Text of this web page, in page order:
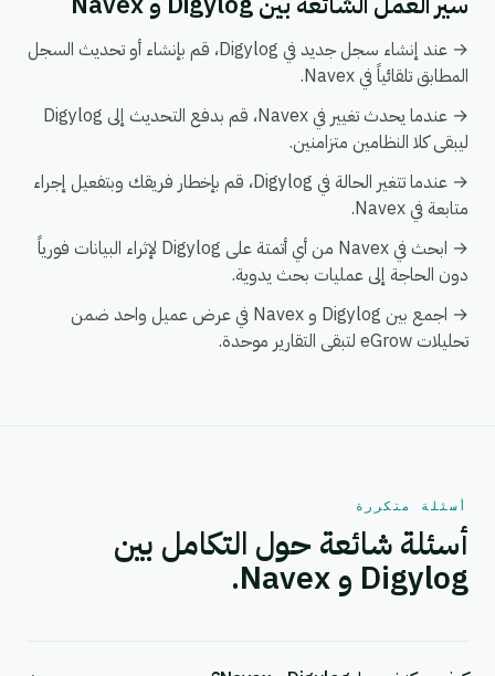
→ عند إنشاء سجل جديد في Digylog، قم بإنشاء أو تحديث السجل
المطابق تلقائياً في Navex.
→ عندما يحدث تغيير في Navex، قم بدفع التحديث إلى Digylog
ليبقى كلا النظامين متزامنين.
→ عندما تتغير الحالة في Digylog، قم بإخطار فريقك وبتفعيل إجراء
متابعة في Navex.
→ ابحث في Navex من أي أتمتة على Digylog لإثراء البيانات فورياً
دون الحاجة إلى عمليات بحث يدوية.
→ اجمع بين Digylog و Navex في عرض عميل واحد ضمن
تحليلات eGrow لتبقى التقارير موحدة.
أسئلة متكررة
أسئلة شائعة حول التكامل بين
Digylog و Navex.